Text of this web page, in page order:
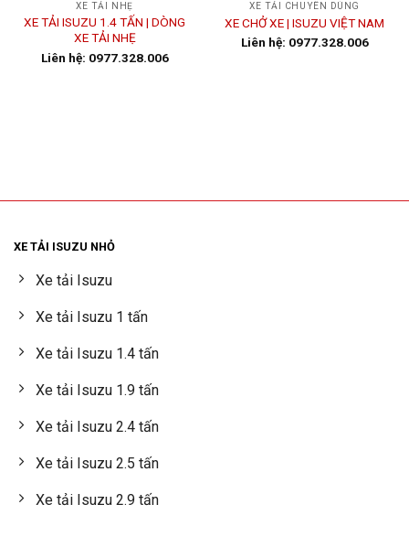
XE TẢI NHẸ
XE TẢI ISUZU 1.4 TẤN | DÒNG
XE TẢI NHẸ
Liên hệ: 0977.328.006
XE TẢI CHUYÊN DÙNG
XE CHỞ XE | ISUZU VIỆT NAM
Liên hệ: 0977.328.006
XE TẢI ISUZU NHỎ
Xe tải Isuzu
Xe tải Isuzu 1 tấn
Xe tải Isuzu 1.4 tấn
Xe tải Isuzu 1.9 tấn
Xe tải Isuzu 2.4 tấn
Xe tải Isuzu 2.5 tấn
Xe tải Isuzu 2.9 tấn